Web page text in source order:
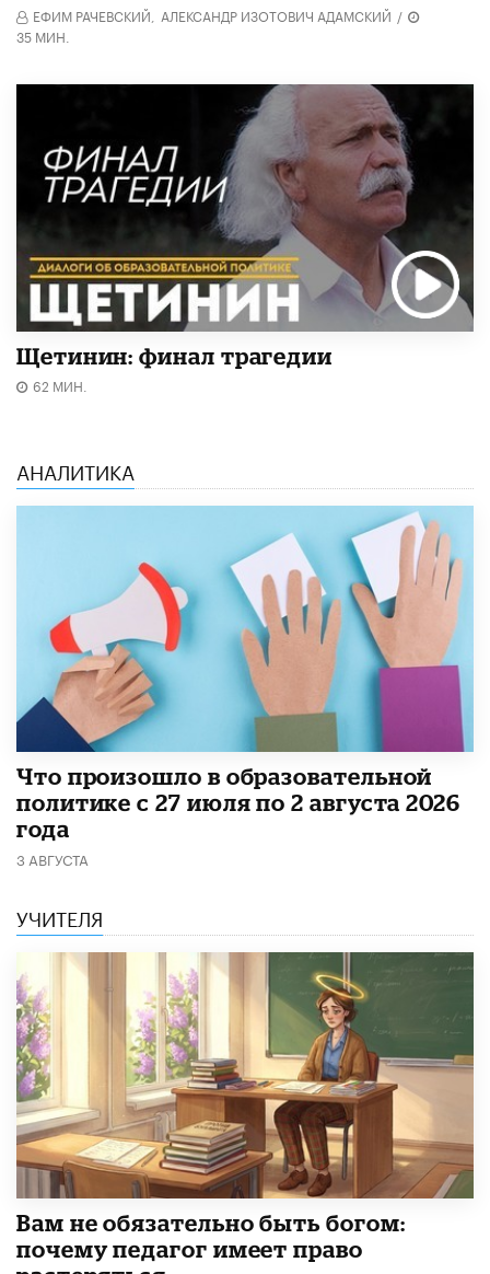
ЕФИМ РАЧЕВСКИЙ, АЛЕКСАНДР ИЗОТОВИЧ АДАМСКИЙ /
35 МИН.
Щетинин: финал трагедии
62 МИН.
АНАЛИТИКА
​Что произошло в образовательной
политике с 27 июля по 2 августа 2026
года
3 АВГУСТА
УЧИТЕЛЯ
​Вам не обязательно быть богом:
почему педагог имеет право